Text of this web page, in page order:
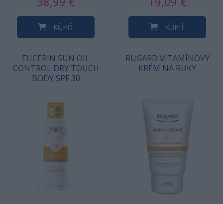
KÚPIŤ KÚPIŤ
EUCERIN SUN OIL
CONTROL DRY TOUCH
BODY SPF 30
RUGARD VITAMÍNOVÝ
KRÉM NA RUKY